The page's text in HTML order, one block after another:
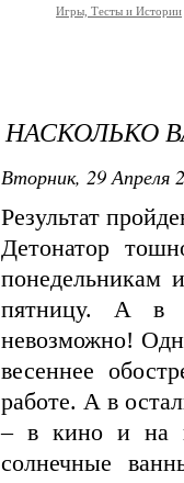
Игры, Тесты и Истории
НАСКОЛЬКО
Вторник, 29 Апреля
Результат
Детонатор
понедельникам
пятницу. А в
невозможно!
весеннее
работе. А в
– в кино и на
солнечные